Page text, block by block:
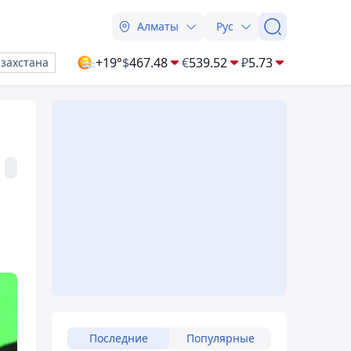
Алматы Рус
+19°$467.48 €539.52 ₽5.73
Последние Популярные